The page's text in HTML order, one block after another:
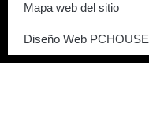
Mapa web del sitio
Diseño Web PCHOUSE